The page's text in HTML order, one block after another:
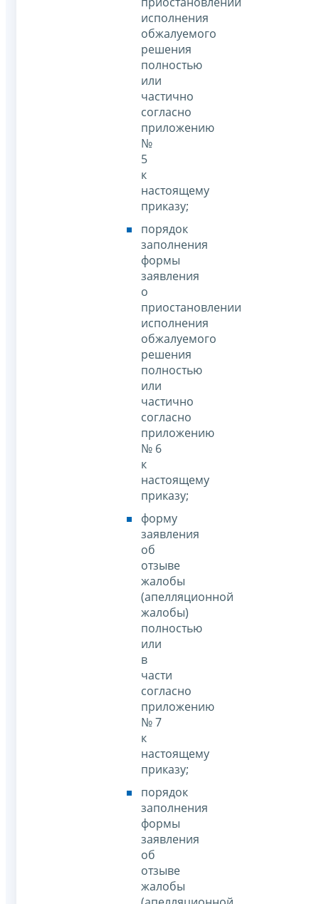
исполнения
обжалуемого
решения
полностью
или
частично
согласно
приложению
№
5
к
настоящему
приказу;
порядок
заполнения
формы
заявления
о
приостановлении
исполнения
обжалуемого
решения
полностью
или
частично
согласно
приложению
№ 6
к
настоящему
приказу;
форму
заявления
об
отзыве
жалобы
(апелляционной
жалобы)
полностью
или
в
части
согласно
приложению
№ 7
к
настоящему
приказу;
порядок
заполнения
формы
заявления
об
отзыве
жалобы